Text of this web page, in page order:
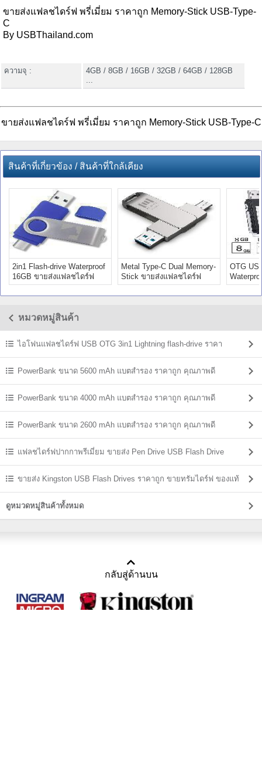
ขายส่งแฟลชไดร์ฟ พรี่เมี่ยม ราคาถูก Memory-Stick USB-Type-
C
By USBThailand.com
ความจุ :
4GB / 8GB / 16GB / 32GB / 64GB / 128GB
...
ขายส่งแฟลชไดร์ฟ พรี่เมี่ยม ราคาถูก Memory-Stick USB-Type-C
สินค้าที่เกี่ยวข้อง / สินค้าที่ใกล้เคียง
2in1 Flash-drive Waterproof
16GB ขายส่งแฟลชไดร์ฟ
Premium
Metal Type-C Dual Memory-
Stick ขายส่งแฟลชไดร์ฟ
Premium
OTG
หมวดหมู่สินค้า
ไอโฟนแฟลชไดร์ฟ USB OTG 3in1 Lightning flash-drive ราคา
PowerBank ขนาด 5600 mAh แบตสํารอง ราคาถูก คุณภาพดี
PowerBank ขนาด 4000 mAh แบตสํารอง ราคาถูก คุณภาพดี
PowerBank ขนาด 2600 mAh แบตสํารอง ราคาถูก คุณภาพดี
แฟลชไดร์ฟปากกาพรีเมี่ยม ขายส่ง Pen Drive USB Flash Drive
ขายส่ง Kingston USB Flash Drives ราคาถูก ขายทรัมไดร์ฟ ของแท้
ดูหมวดหมู่สินค้าทั้งหมด
กลับสู่ด้านบน